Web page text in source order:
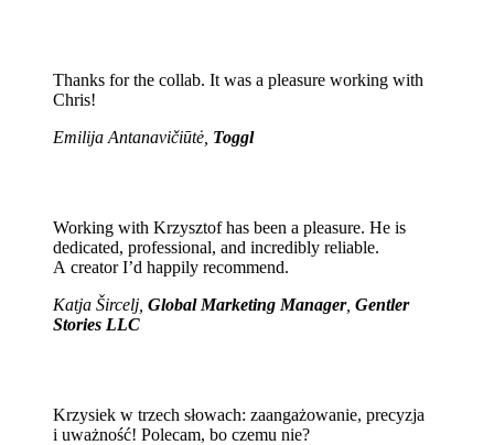
Thanks for the collab. It was a pleasure working with
Chris!
Emilija Antanavičiūtė, Toggl
Working with Krzysztof has been a pleasure. He is
dedicated, professional, and incredibly reliable.
A creator I’d happily recommend.
Katja Šircelj, Global Marketing Manager, Gentler
Stories LLC
Krzysiek w trzech słowach: zaangażowanie, precyzja
i uważność! Polecam, bo czemu nie?